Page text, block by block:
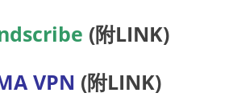
(附LINK)
VPN (附LINK)